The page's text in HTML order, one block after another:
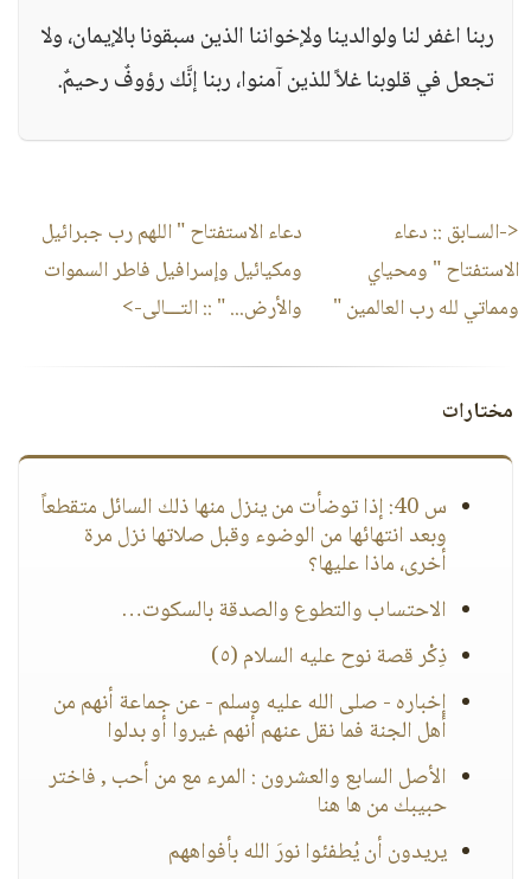
ربنا اغفر لنا ولوالدينا ولإخواننا الذين سبقونا بالإيمان، ولا
تجعل في قلوبنا غلاً للذين آمنوا، ربنا إنَّك رؤوفٌ رحيمٌ.
<-السـابق :: دعاء
الاستفتاح " ومحياي
ومماتي لله رب العالمين "
دعاء الاستفتاح " اللهم رب جبرائيل
ومكيائيل وإسرافيل فاطر السموات
والأرض... " :: التـــالى->
مختارات
س 40: إذا توضأت من ينزل منها ذلك السائل متقطعاً
وبعد انتهائها من الوضوء وقبل صلاتها نزل مرة
أخرى، ماذا عليها؟
الاحتساب والتطوع والصدقة بالسكوت…
ذِكْر قصة نوح عليه السلام (٥)
إخباره - صلى الله عليه وسلم - عن جماعة أنهم من
أهل الجنة فما نقل عنهم أنهم غيروا أو بدلوا
الأصل السابع والعشرون : المرء مع من أحب , فاختر
حبيبك من ها هنا
يريدون أن يُطفئوا نورَ الله بأفواههم